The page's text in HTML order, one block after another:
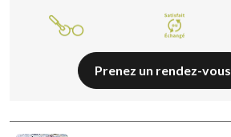
Prenez un rendez-vous